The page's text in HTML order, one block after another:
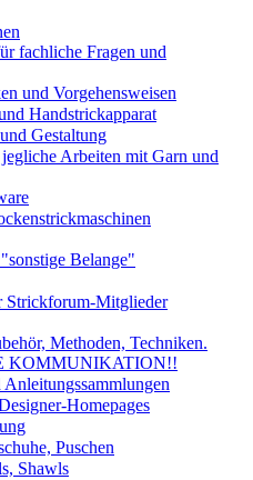
fachliche Fragen und
und Vorgehensweisen
Handstrickapparat
Gestaltung
Arbeiten mit Garn und
Belange"
Mitglieder
Methoden, Techniken.
KOMMUNIKATION!!
Homepages
Puschen
Shawls